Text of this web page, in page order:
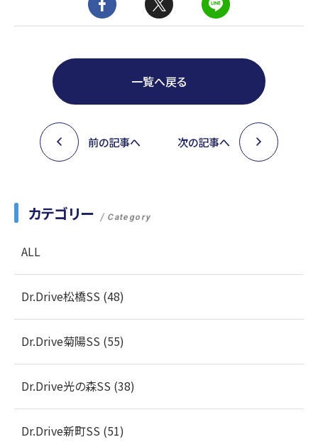
一覧へ戻る
前の記事へ 次の記事へ
カテゴリー Category
ALL
Dr.Drive松橋SS (48)
Dr.Drive菊陽SS (55)
Dr.Drive光の森SS (38)
Dr.Drive新町SS (51)